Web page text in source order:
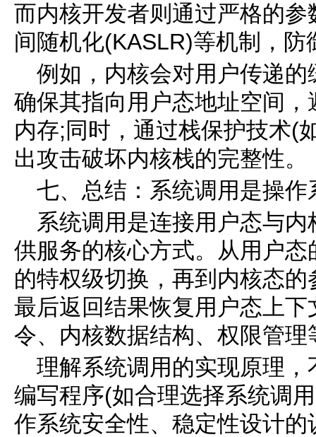
而内核开发者则通过严格的
间随机化(KASLR)等机制，防
例如，内核会对用户传递
确保其指向用户态地址空间
内存;同时，通过栈保护技术(
出攻击破坏内核栈的完整性。
七、总结：系统调用是操作
系统调用是连接用户态与
供服务的核心方式。从用户
的特权级切换，再到内核态
最后返回结果恢复用户态上
令、内核数据结构、权限管
理解系统调用的实现原理
编写程序(如合理选择系统调
作系统安全性、稳定性设计